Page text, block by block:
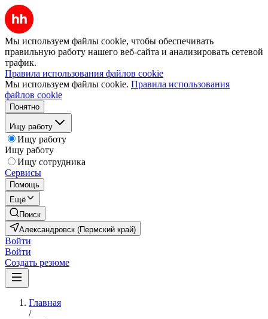
Мы используем файлы cookie, чтобы обеспечивать
правильную работу нашего веб-сайта и анализировать сетевой
трафик.
Правила использования файлов cookie
Мы используем файлы cookie. Правила использования
файлов cookie
Понятно
Ищу работу
Ищу работу
Ищу работу
Ищу сотрудника
Сервисы
Помощь
Ещё
Поиск
Александровск (Пермский край)
Войти
Войти
Создать резюме
Главная
/